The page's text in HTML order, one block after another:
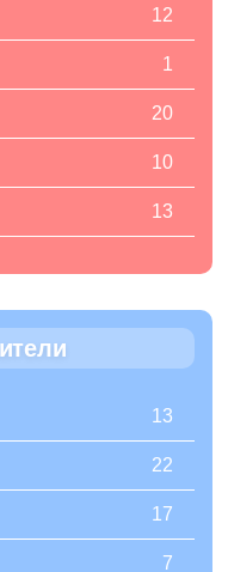
12
1
20
10
13
13
22
17
7